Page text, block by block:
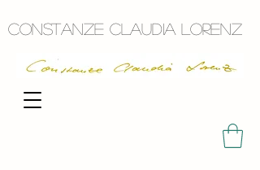
Constanze Claudia Lorenz